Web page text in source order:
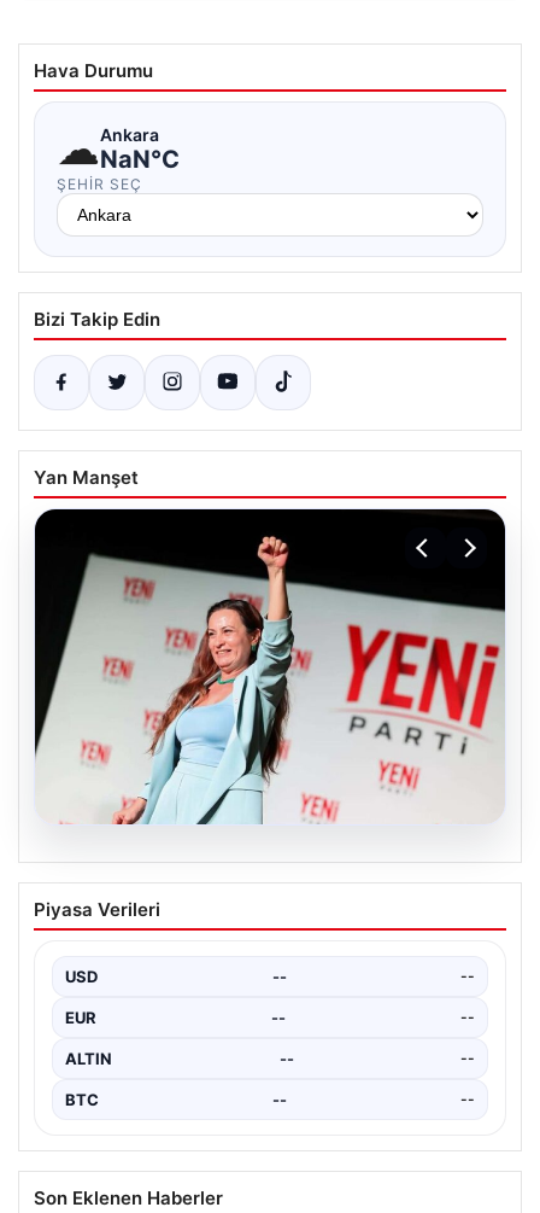
Hava Durumu
☁Ankara
NaN°C
ŞEHIR SEÇ
Bizi Takip Edin
Yan Manşet
Manisa’da Rüşvet Soruşturması: Yeni
Parti İl Başkanı İlksen Özalper
Manisa'da yaşanan rüşvet operasyonu kapsamında
gözaltına…
Piyasa Verileri
USD -- --
EUR -- --
ALTIN -- --
BTC -- --
Son Eklenen Haberler